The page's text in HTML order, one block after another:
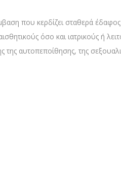
που κερδίζει σταθερά έδαφος
όσο και ιατρικούς ή
αυτοπεποίθησης, της